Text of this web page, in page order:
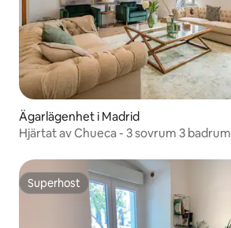
Ägarlägenhet i Madrid
Hjärtat av Chueca - 3 sovrum 3 badrum
Superhost
Superhost